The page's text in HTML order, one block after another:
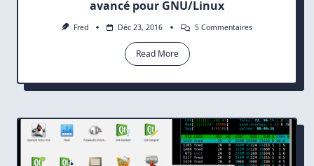
avancé pour GNU/Linux
Fred Déc 23, 2016 5 CommentairesSur
Terminal
Pour
GNU/Linux
Read More